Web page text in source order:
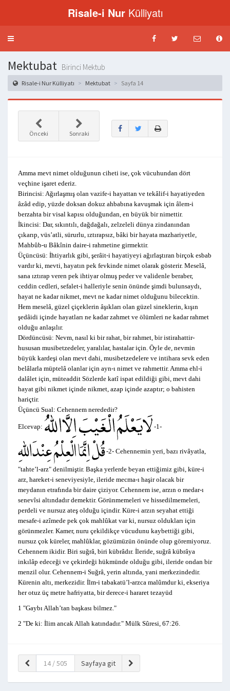
Risale-i NurKülliyatı
Menü
Mektubat Birinci Mektub
Risale-i Nur Külliyatı Mektubat Sayfa 14
Önceki Sonraki
Amma mevt nimet olduğunun ciheti ise, çok vücuhundan dört
veçhine işaret ederiz.
Birincisi: Ağırlaşmış olan vazife-i hayattan ve tekâlif-i hayatiyeden
âzâd edip, yüzde doksan dokuz ahbabına kavuşmak için âlem-i
berzahta bir visal kapısı olduğundan, en büyük bir nimettir.
İkincisi: Dar, sıkıntılı, dağdağalı, zelzeleli dünya zindanından
çıkarıp, vüs’atli, sürurlu, ıztırapsız, bâki bir hayata mazhariyetle,
Mahbûb-u Bâkînin daire-i rahmetine girmektir.
Üçüncüsü: İhtiyarlık gibi, şerâit-i hayatiyeyi ağırlaştıran birçok esbab
vardır ki, mevti, hayatın pek fevkinde nimet olarak gösterir. Meselâ,
sana ıztırap veren pek ihtiyar olmuş peder ve validenle beraber,
ceddin cedleri, sefalet-i halleriyle senin önünde şimdi bulunsaydı,
hayat ne kadar nikmet, mevt ne kadar nimet olduğunu bilecektin.
Hem meselâ, güzel çiçeklerin âşıkları olan güzel sineklerin, kışın
şedâidi içinde hayatları ne kadar zahmet ve ölümleri ne kadar rahmet
olduğu anlaşılır.
Dördüncüsü: Nevm, nasıl ki bir rahat, bir rahmet, bir istirahattir-
hususan musibetzedeler, yaralılar, hastalar için. Öyle de, nevmin
büyük kardeşi olan mevt dahi, musibetzedelere ve intihara sevk eden
belâlarla müptelâ olanlar için ayn-ı nimet ve rahmettir. Amma ehl-i
dalâlet için, müteaddit Sözlerde katî ispat edildiği gibi, mevt dahi
hayat gibi nikmet içinde nikmet, azap içinde azaptır; o bahisten
hariçtir.
Üçüncü Sual: Cehennem nerededir?
Elcevap: -1-
-2- Cehennemin yeri, bazı rivâyatla,
"tahte’l-arz" denilmiştir. Başka yerlerde beyan ettiğimiz gibi, küre-i
arz, hareket-i seneviyesiyle, ileride mecma-ı haşir olacak bir
meydanın etrafında bir daire çiziyor. Cehennem ise, arzın o medar-ı
senevîsi altındadır demektir. Görünmemeleri ve hissedilmemeleri,
perdeli ve nursuz ateş olduğu içindir. Küre-i arzın seyahat ettiği
mesafe-i azîmede pek çok mahlûkat var ki, nursuz oldukları için
görünmezler. Kamer, nuru çekildikçe vücudunu kaybettiği gibi,
nursuz çok küreler, mahlûklar, gözümüzün önünde olup göremiyoruz.
Cehennem ikidir. Biri suğrâ, biri kübrâdır. İleride, suğrâ kübrâya
inkılâp edeceği ve çekirdeği hükmünde olduğu gibi, ileride ondan bir
menzil olur. Cehennem-i Suğrâ, yerin altında, yani merkezindedir.
Kürenin altı, merkezidir. İlm-i tabakatü’l-arzca malûmdur ki, ekseriya
her otuz üç metre hafriyatta, bir derece-i hararet tezayüd
1 "Gaybı Allah’tan başkası bilmez."
2 "De ki: İlim ancak Allah katındadır." Mülk Sûresi, 67:26.